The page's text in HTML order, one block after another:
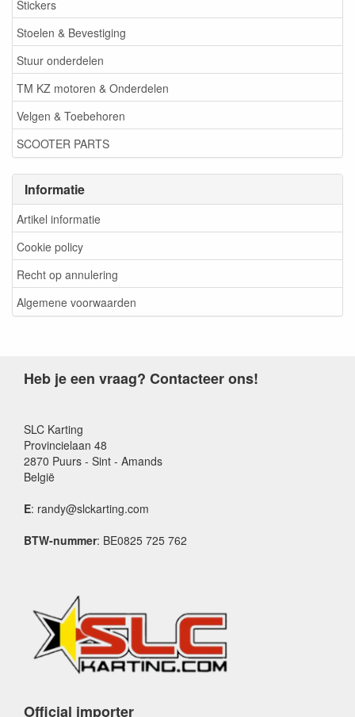
Stickers
Stoelen & Bevestiging
Stuur onderdelen
TM KZ motoren & Onderdelen
Velgen & Toebehoren
SCOOTER PARTS
Informatie
Artikel informatie
Cookie policy
Recht op annulering
Algemene voorwaarden
Heb je een vraag? Contacteer ons!
SLC Karting
Provincielaan 48
2870 Puurs - Sint - Amands
België
E: randy@slckarting.com
BTW-nummer: BE0825 725 762
Official importer